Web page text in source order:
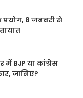
प्रयोग, 8 जनवरी से
में BJP या कांग्रेस
जानिए?